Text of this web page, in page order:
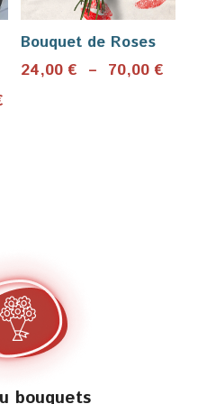
Plage
Bouquet de Roses
24,00€ – 70,00€
bouquets